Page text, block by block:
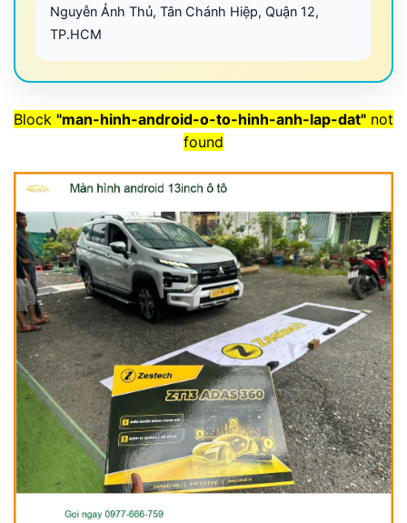
Nguyễn Ảnh Thủ, Tân Chánh Hiệp, Quận 12,
TP.HCM
Block "man-hinh-android-o-to-hinh-anh-lap-dat" not
found